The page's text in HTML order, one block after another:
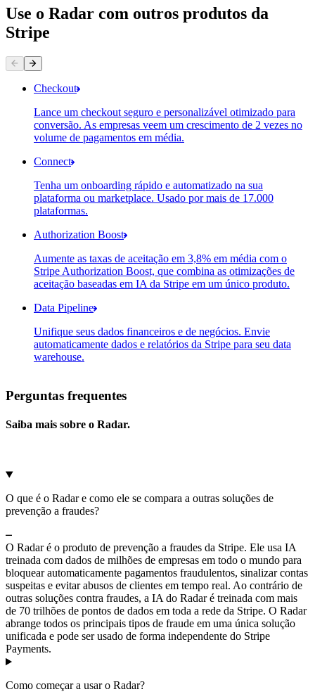
Use o Radar com outros produtos da
Stripe
Forma de pagamento
Checkout
Lance um checkout seguro e personalizável otimizado para
conversão. As empresas veem um crescimento de 2 vezes no
volume de pagamentos em média.
Contas conectadas
Conta Status da conta
Gleason Group
Connect
Tenha um onboarding rápido e automatizado na sua
plataforma ou marketplace. Usado por mais de 17.000
plataformas.
Resumo do impacto da otimização
Economias de custo
Adaptive Acceptance
Authorization Boost
Aumente as taxas de aceitação em 3,8% em média com o
Stripe Authorization Boost, que combina as otimizações de
aceitação baseadas em IA da Stripe em um único produto.
Selecione seu destino de armazenamento de
Data Pipeline
Unifique seus dados financeiros e de negócios. Envie
automaticamente dados e relatórios da Stripe para seu data
warehouse.
Perguntas frequentes
Saiba mais sobre o Radar.
O que é o Radar e como ele se compara a outras soluções de
prevenção a fraudes?
O Radar é o produto de prevenção a fraudes da Stripe. Ele usa IA
treinada com dados de milhões de empresas em todo o mundo para
bloquear automaticamente pagamentos fraudulentos, sinalizar contas
suspeitas e evitar abusos de clientes em tempo real. Ao contrário de
outras soluções contra fraudes, a IA do Radar é treinada com mais
de 70 trilhões de pontos de dados em toda a rede da Stripe. O Radar
abrange todos os principais tipos de fraude em uma única solução
unificada e pode ser usado de forma independente do Stripe
Payments.
Como começar a usar o Radar?